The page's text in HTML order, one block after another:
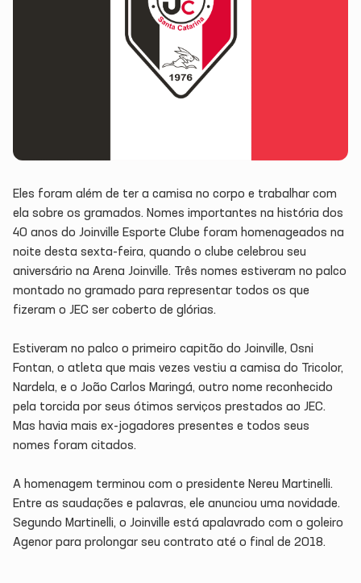
Eles foram além de ter a camisa no corpo e trabalhar com
ela sobre os gramados. Nomes importantes na história dos
40 anos do Joinville Esporte Clube foram homenageados na
noite desta sexta-feira, quando o clube celebrou seu
aniversário na Arena Joinville. Três nomes estiveram no palco
montado no gramado para representar todos os que
fizeram o JEC ser coberto de glórias.
Estiveram no palco o primeiro capitão do Joinville, Osni
Fontan, o atleta que mais vezes vestiu a camisa do Tricolor,
Nardela, e o João Carlos Maringá, outro nome reconhecido
pela torcida por seus ótimos serviços prestados ao JEC.
Mas havia mais ex-jogadores presentes e todos seus
nomes foram citados.
A homenagem terminou com o presidente Nereu Martinelli.
Entre as saudações e palavras, ele anunciou uma novidade.
Segundo Martinelli, o Joinville está apalavrado com o goleiro
Agenor para prolongar seu contrato até o final de 2018.